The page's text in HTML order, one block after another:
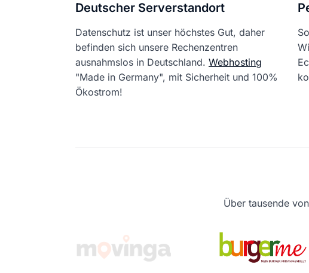
Deutscher Serverstandort
Datenschutz ist unser höchstes Gut, daher
befinden sich unsere Rechenzentren
ausnahmslos in Deutschland. Webhosting
"Made in Germany", mit Sicherheit und 100%
Ökostrom!
Über tausende